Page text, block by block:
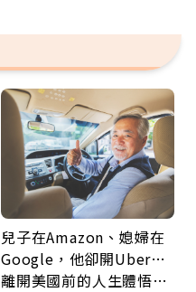
兒子在Amazon、媳婦在
Google，他卻開Uber…
離開美國前的人生體悟：